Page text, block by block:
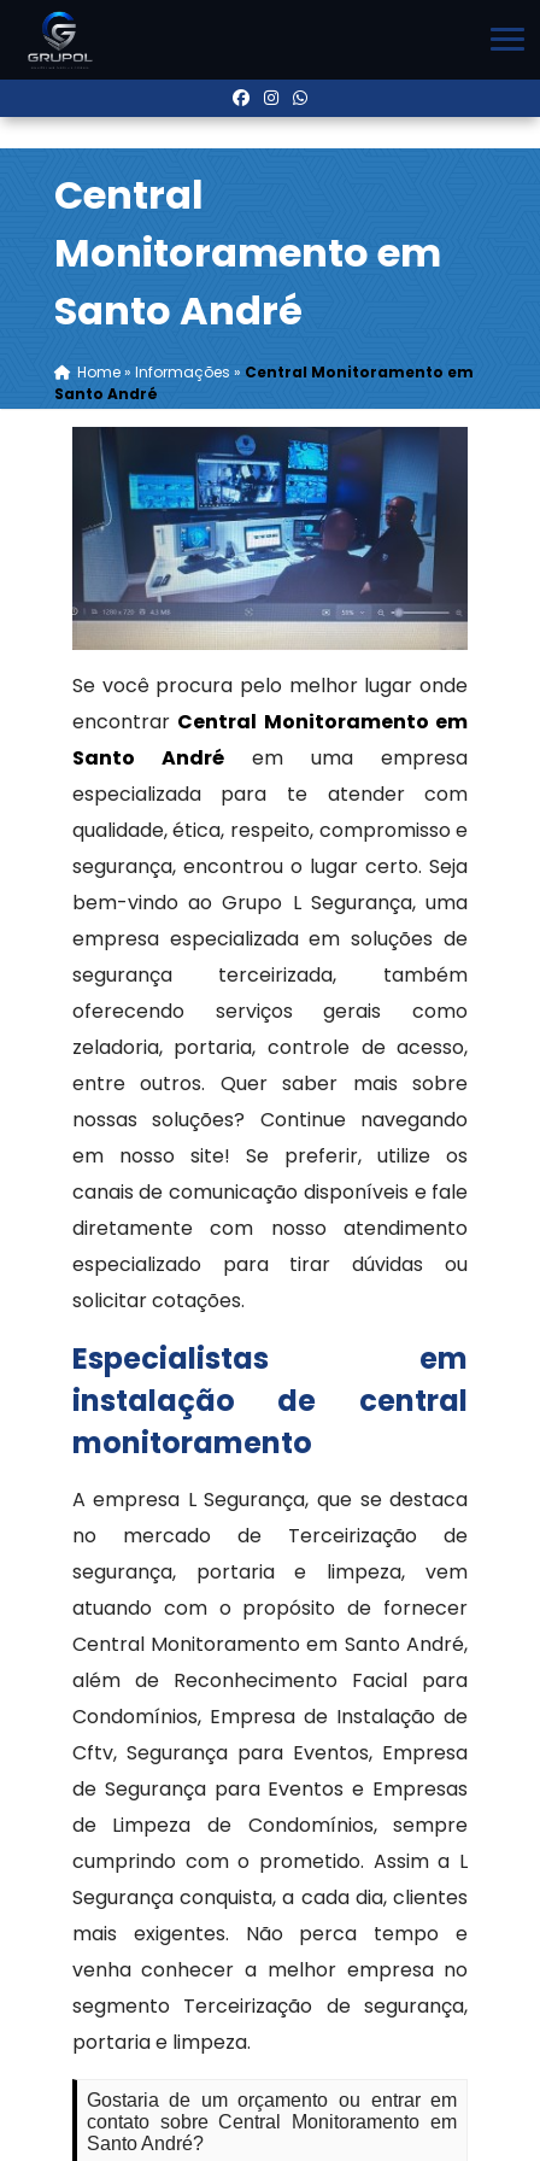
Central
Monitoramento em
Santo André
Home» Informações » Central Monitoramento em
Santo André
Se você procura pelo melhor lugar onde
encontrar Central Monitoramento em
Santo Andréem uma empresa
especializada para te atender com
qualidade, ética, respeito, compromisso e
segurança, encontrou o lugar certo. Seja
bem-vindo ao Grupo L Segurança, uma
empresa especializada em soluções de
segurança terceirizada, também
oferecendo serviços gerais como
zeladoria, portaria, controle de acesso,
entre outros. Quer saber mais sobre
nossas soluções? Continue navegando
em nosso site! Se preferir, utilize os
canais de comunicação disponíveis e fale
diretamente com nosso atendimento
especializado para tirar dúvidas ou
solicitar cotações.
Especialistas em
instalação de central
monitoramento
A empresa L Segurança, que se destaca
no mercado de Terceirização de
segurança, portaria e limpeza, vem
atuando com o propósito de fornecer
Central Monitoramento em Santo André,
além de Reconhecimento Facial para
Condomínios, Empresa de Instalação de
Cftv, Segurança para Eventos, Empresa
de Segurança para Eventos e Empresas
de Limpeza de Condomínios, sempre
cumprindo com o prometido. Assim a L
Segurança conquista, a cada dia, clientes
mais exigentes. Não perca tempo e
venha conhecer a melhor empresa no
segmento Terceirização de segurança,
portaria e limpeza.
Gostaria de um orçamento ou entrar em
contato sobre Central Monitoramento em
Santo André?